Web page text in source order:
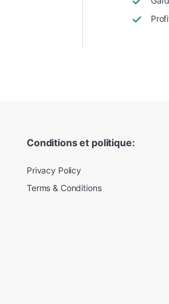
Conditions et politique:
Privacy Policy
Terms & Conditions